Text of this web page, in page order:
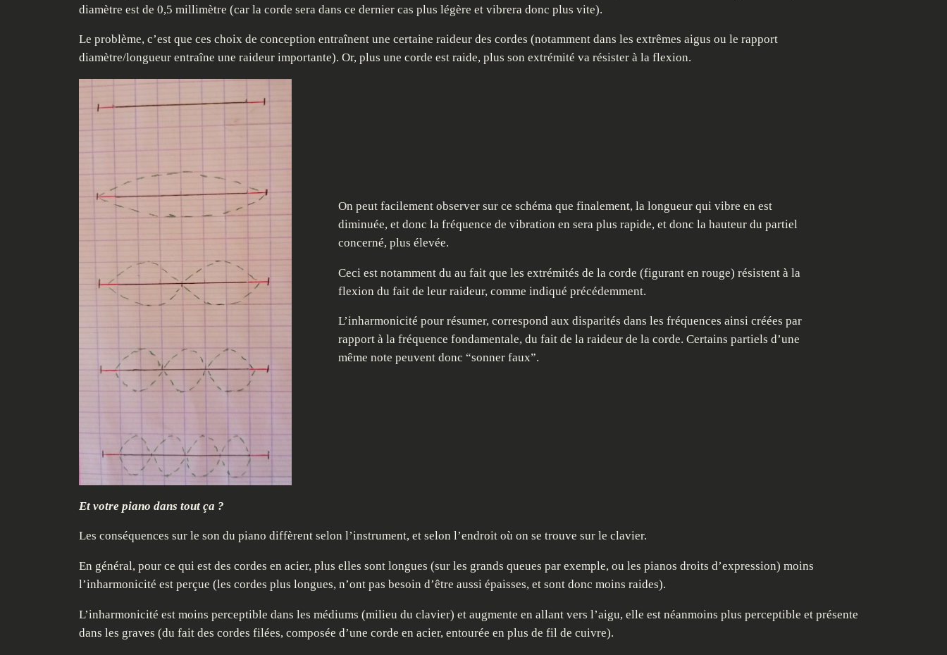
diamètre est de 0,5 millimètre (car la corde sera dans ce dernier cas plus légère et vibrera donc plus vite).
Le problème, c’est que ces choix de conception entraînent une certaine raideur des cordes (notamment dans les extrêmes aigus ou le rapport
diamètre/longueur entraîne une raideur importante). Or, plus une corde est raide, plus son extrémité va résister à la flexion.
On peut facilement observer sur ce schéma que finalement, la longueur qui vibre en est
diminuée, et donc la fréquence de vibration en sera plus rapide, et donc la hauteur du partiel
concerné, plus élevée.
Ceci est notamment du au fait que les extrémités de la corde (figurant en rouge) résistent à la
flexion du fait de leur raideur, comme indiqué précédemment.
L’inharmonicité pour résumer, correspond aux disparités dans les fréquences ainsi créées par
rapport à la fréquence fondamentale, du fait de la raideur de la corde. Certains partiels d’une
même note peuvent donc “sonner faux”.
Et votre piano dans tout ça ?
Les conséquences sur le son du piano diffèrent selon l’instrument, et selon l’endroit où on se trouve sur le clavier.
En général, pour ce qui est des cordes en acier, plus elles sont longues (sur les grands queues par exemple, ou les pianos droits d’expression) moins
l’inharmonicité est perçue (les cordes plus longues, n’ont pas besoin d’être aussi épaisses, et sont donc moins raides).
L’inharmonicité est moins perceptible dans les médiums (milieu du clavier) et augmente en allant vers l’aigu, elle est néanmoins plus perceptible et présente
dans les graves (du fait des cordes filées, composée d’une corde en acier, entourée en plus de fil de cuivre).